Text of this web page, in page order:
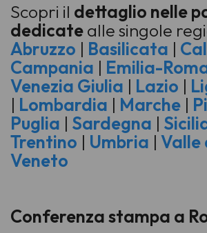
Scopri il dettaglio nelle
dedicatealle singole
Abruzzo | Basilicata |
Campania | Emilia-
Venezia Giulia | Lazio |
| Lombardia | Marche |
Puglia | Sardegna |
Trentino | Umbria | Valle
Veneto
Conferenza stampa a